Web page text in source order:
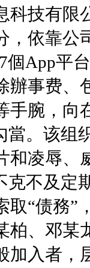
科技有限
，依靠公
個App平
辦事费、
手腕，向
當。该组
和凌辱、
克不及定
取“债務
柏、邓某
加入者，